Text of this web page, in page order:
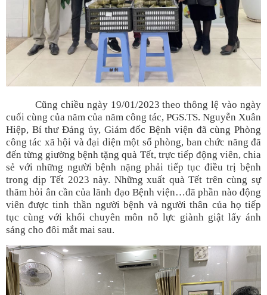
Cũng chiều ngày 19/01/2023 theo thông lệ vào ngày
cuối cùng của năm của năm công tác, PGS.TS. Nguyễn Xuân
Hiệp, Bí thư Đảng ủy, Giám đốc Bệnh viện đã cùng Phòng
công tác xã hội và đại diện một số phòng, ban chức năng đã
đến từng giường bệnh tặng quà Tết, trực tiếp động viên, chia
sẻ với những người bệnh nặng phải tiếp tục điều trị bệnh
trong dịp Tết 2023 này. Những xuất quà Tết trên cùng sự
thăm hỏi ân cần của lãnh đạo Bệnh viện…đã phần nào động
viên được tinh thần người bệnh và người thân của họ tiếp
tục cùng với khối chuyên môn nỗ lực giành giật lấy ánh
sáng cho đôi mắt mai sau.